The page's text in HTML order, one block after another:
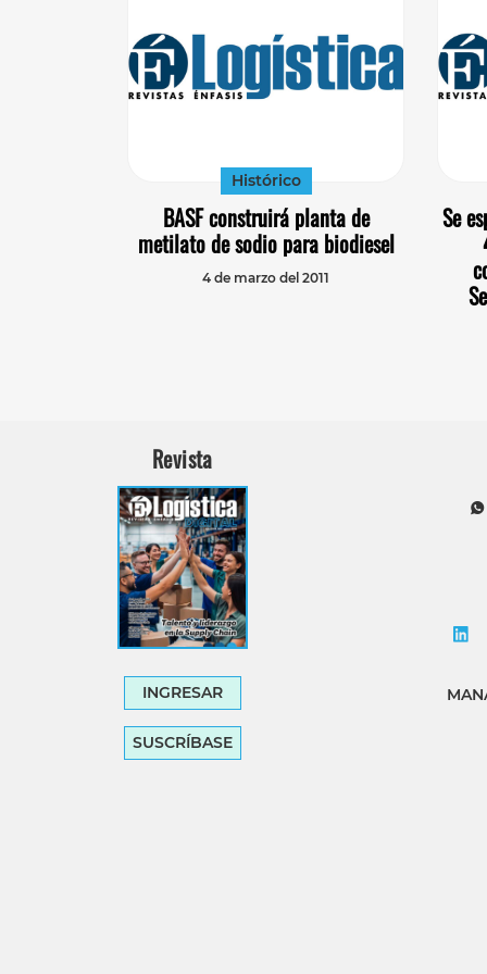
Histórico
BASF construirá planta de
metilato de sodio para biodiesel
4 de marzo del 2011
Se
Revista
INGRESAR
SUSCRÍBASE